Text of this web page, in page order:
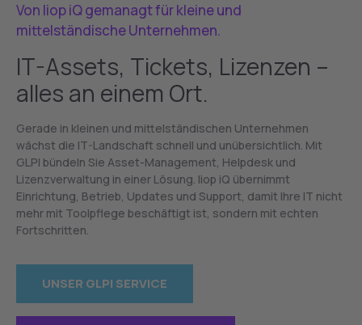
Von liop iQ gemanagt für kleine und
mittelständische Unternehmen.
IT-Assets, Tickets, Lizenzen –
alles an einem Ort.
Gerade in kleinen und mittelständischen Unternehmen
wächst die IT-Landschaft schnell und unübersichtlich. Mit
GLPI bündeln Sie Asset-Management, Helpdesk und
Lizenzverwaltung in einer Lösung. liop iQ übernimmt
Einrichtung, Betrieb, Updates und Support, damit Ihre IT nicht
mehr mit Toolpflege beschäftigt ist, sondern mit echten
Fortschritten.
UNSER GLPI SERVICE